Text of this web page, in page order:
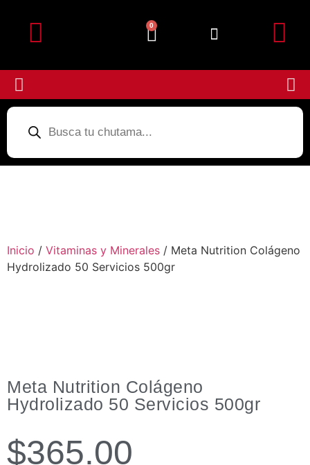
0
Inicio / Vitaminas y Minerales / Meta Nutrition Colágeno
Hydrolizado 50 Servicios 500gr
Meta Nutrition Colágeno
Hydrolizado 50 Servicios 500gr
$365.00